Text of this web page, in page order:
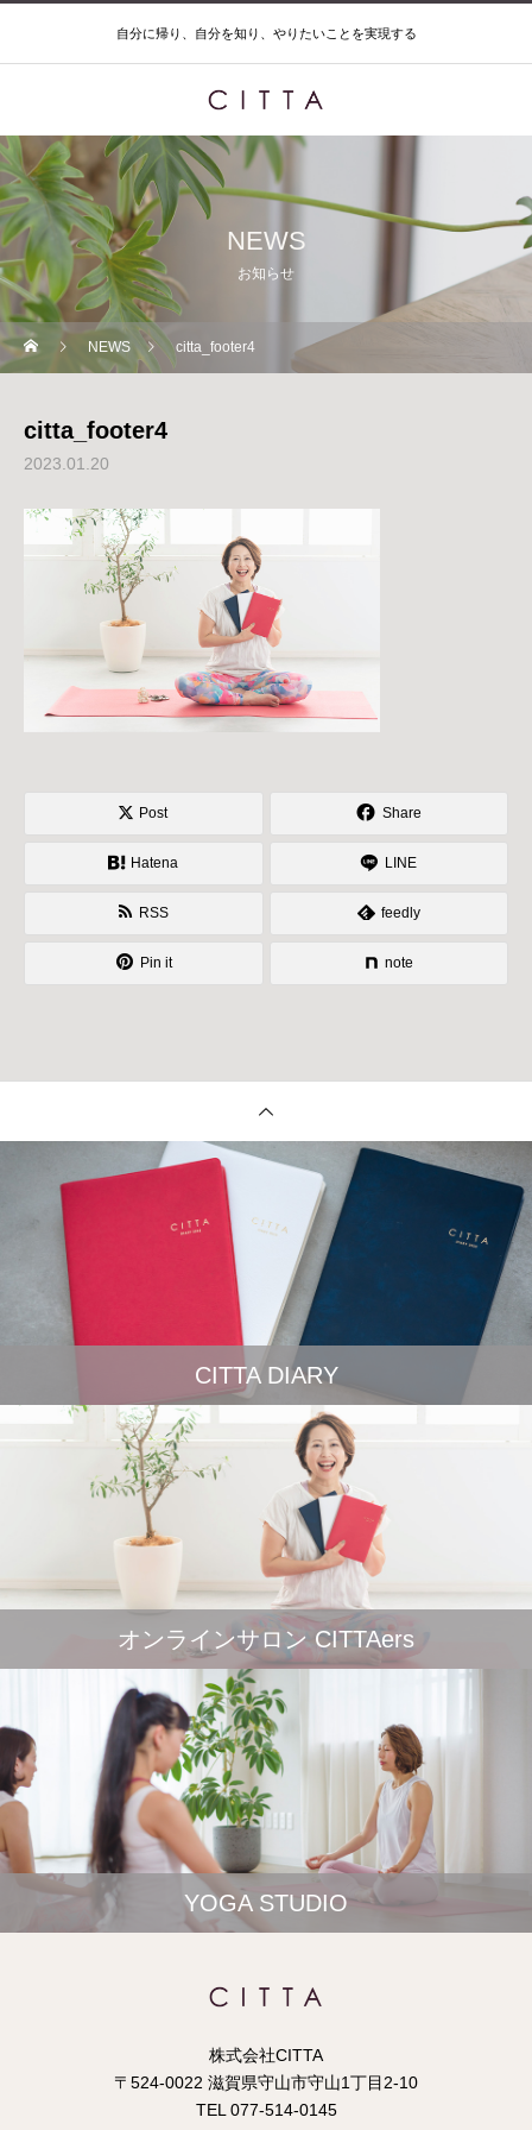
自分に帰り、自分を知り、やりたいことを実現する
NEWS
お知らせ
NEWS citta_footer4
citta_footer4
2023.01.20
Post Share
Hatena LINE
RSS feedly
Pin it note
CITTA DIARY
オンラインサロン CITTAers
YOGA STUDIO
株式会社CITTA
〒524-0022 滋賀県守山市守山1丁目2-10
TEL 077-514-0145